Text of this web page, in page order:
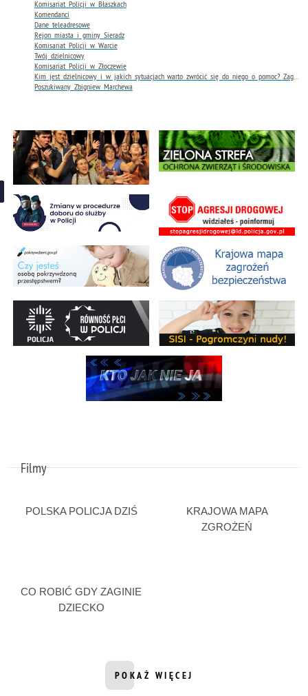
Komisariat Policji w Błaszkach
Komendanci
Dane teleadresowe
Rejon miasta i gminy Sieradz
Komisariat Policji w Warcie
Twój dzielnicowy
Komisariat Policji w Złoczewie
Kim jest dzielnicowy i w jakich sytuacjach warto zwrócić się do niego o pomoc? Zagłosuj na swojego dzielnicowego.
Poszukiwany Zbigniew Marchewa
Filmy
POLSKA POLICJA DZIŚ
KRAJOWA MAPA
ZGROŻEŃ
CO ROBIĆ GDY ZAGINIE
DZIECKO
POKAŻ WIĘCEJ
INFORMACJI Z DZIAŁU FILMY